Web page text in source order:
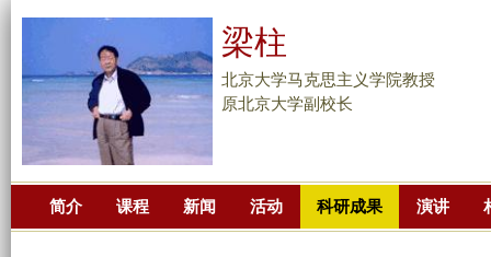
主
梁柱
北京大学马克思主义学院教授
原北京大学副校长
简介 课程 新闻 活动 科研成果 演讲